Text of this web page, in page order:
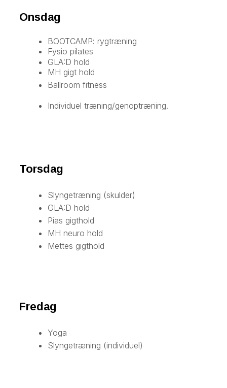
Onsdag
BOOTCAMP: rygtræning
Fysio pilates
GLA:D hold
MH gigt hold
Ballroom fitness
Individuel træning/genoptræning.
Torsdag
Slyngetræning (skulder)
GLA:D hold
Pias gigthold
MH neuro hold
Mettes gigthold
​Fredag
Yoga
Slyngetræning (individuel)